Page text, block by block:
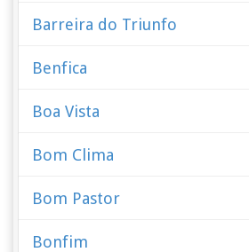
Barreira do Triunfo
Benfica
Boa Vista
Bom Clima
Bom Pastor
Bonfim